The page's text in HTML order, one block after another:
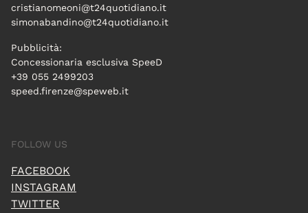
cristianomeoni@t24quotidiano.it
simonabandino@t24quotidiano.it
Pubblicità:
Concessionaria esclusiva SpeeD
+39 055 2499203
speed.firenze@speweb.it
FOLLOW US
FACEBOOK
INSTAGRAM
TWITTER